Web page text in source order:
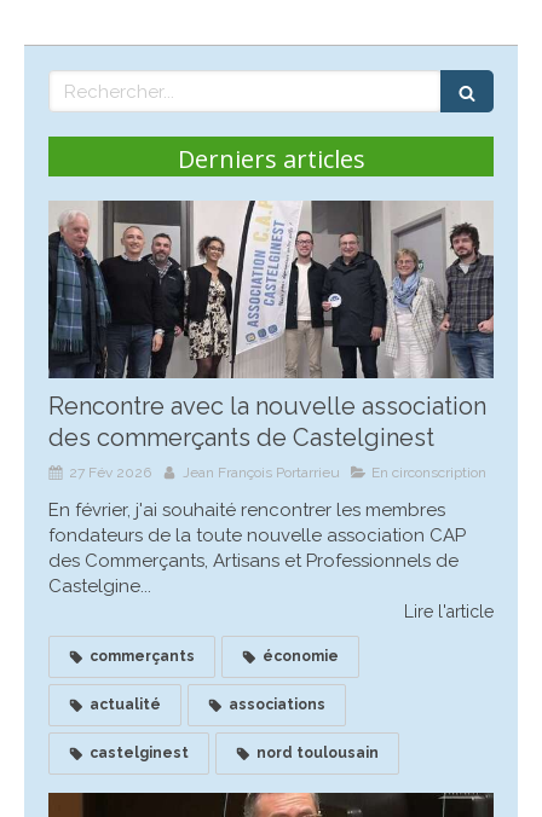
Rechercher
Derniers articles
Rencontre avec la nouvelle association
des commerçants de Castelginest
27 Fév 2026 Jean François Portarrieu En circonscription
En février, j'ai souhaité rencontrer les membres
fondateurs de la toute nouvelle association CAP
des Commerçants, Artisans et Professionnels de
Castelgine...
Lire l'article
commerçants économie
actualité associations
castelginest nord toulousain